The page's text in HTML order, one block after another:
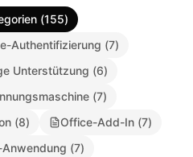
(155)
Authentifizierung (7)
Unterstützung (6)
(7)
(8) Office-Add-In (7)
(7)